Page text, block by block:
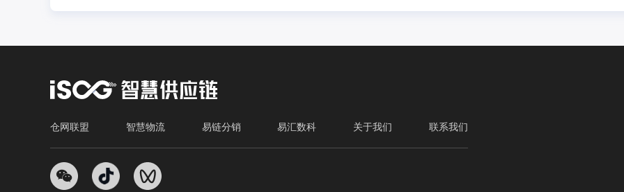
仓网联盟 智慧物流 易链分销 易汇数科 关于我们 联系我们